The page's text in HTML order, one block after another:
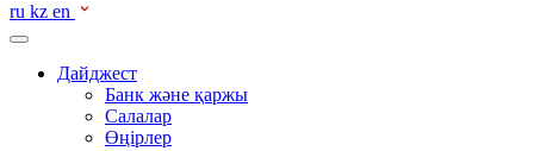
ru kz en
Дайджест
Банк және қаржы
Салалар
Өңірлер